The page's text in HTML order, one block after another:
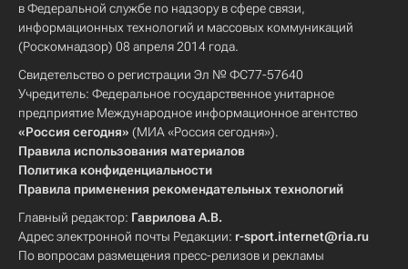
в Федеральной службе по надзору в сфере связи,
информационных технологий и массовых коммуникаций
(Роскомнадзор) 08 апреля 2014 года.
Свидетельство о регистрации Эл № ФС77-57640
Учредитель: Федеральное государственное унитарное
предприятие Международное информационное агентство
«Россия сегодня» (МИА «Россия сегодня»).
Правила использования материалов
Политика конфиденциальности
Правила применения рекомендательных технологий
Главный редактор: Гаврилова А.В.
Адрес электронной почты Редакции: r-sport.internet@ria.ru
По вопросам размещения пресс-релизов и рекламы